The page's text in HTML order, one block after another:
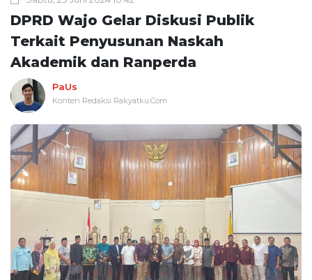
DPRD Wajo Gelar Diskusi Publik
Terkait Penyusunan Naskah
Akademik dan Ranperda
PaUs
Konten Redaksi Rakyatku.Com